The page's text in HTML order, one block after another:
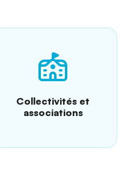
Collectivités et
associations